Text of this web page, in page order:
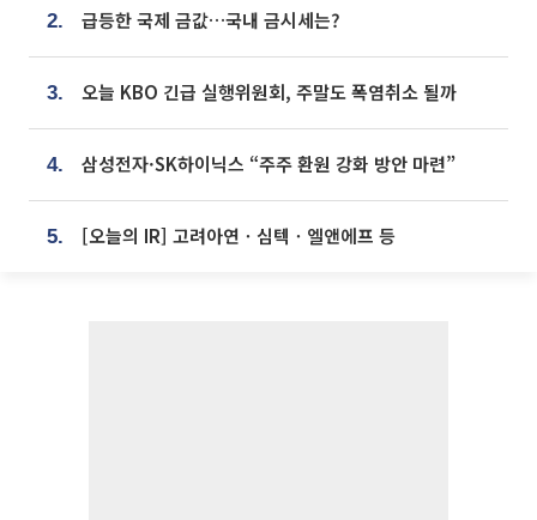
2. 급등한 국제 금값…국내 금시세는?
3. 오늘 KBO 긴급 실행위원회, 주말도 폭염취소 될까
4. 삼성전자·SK하이닉스 “주주 환원 강화 방안 마련”
5. [오늘의 IR] 고려아연ㆍ심텍ㆍ엘앤에프 등